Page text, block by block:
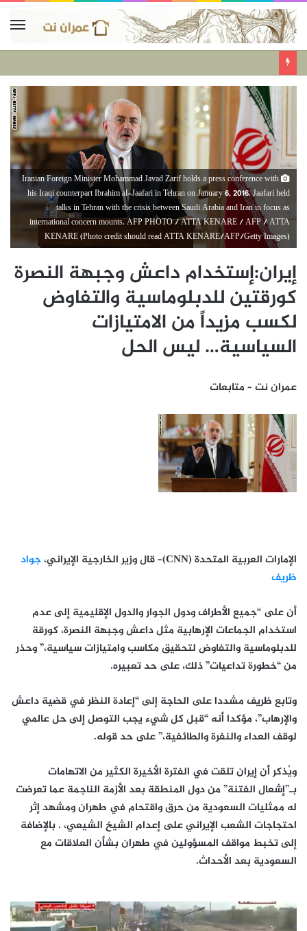
Iranian Foreign Minister Mohammad Javad Zarif holds a press conference with
his Iraqi counterpart Ibrahim al-Jaafari in Tehran on January 6, 2016. Jaafari held
talks in Tehran with the crisis between Saudi Arabia and Iran in focus as
international concern mounts. AFP PHOTO / ATTA KENARE / AFP / ATTA
KENARE (Photo credit should read ATTA KENARE/AFP/Getty Images)
إيران:إستخدام داعش وجبهة النصرة
كورقتين للدبلوماسية والتفاوض
لكسب مزيداً من الامتيازات
السياسية… ليس الحل
عمران نت – متابعات
الإمارات العربية المتحدة (CNN)– قال وزير الخارجية الإيراني، جواد
ظريف
أن على “جميع الأطراف ودول الجوار والدول الإقليمية إلى عدم
استخدام الجماعات الإرهابية مثل داعش وجبهة النصرة، كورقة
للدبلوماسية والتفاوض لتحقيق مكاسب وامتيازات سياسية،” وحذر
من “خطورة تداعيات” ذلك، على حد تعبيره.
وتابع ظريف مشددا على الحاجة إلى “إعادة النظر في قضية داعش
والإرهاب”، مؤكدا أنه “قبل كل شيء يجب التوصل إلى حل عالمي
لوقف العداء والنفرة والطائفية،” على حد قوله.
ويُذكر أن إيران تلقت في الفترة الأخيرة الكثير من الاتهامات
بـ”إشعال الفتنة” من دول المنطقة بعد الأزمة الناجمة عما تعرضت
له ممثليات السعودية من حرق واقتحام في طهران ومشهد إثر
احتجاجات الشعب الإيراني على إعدام الشيخ الشيعي، . بالإضافة
إلى تخبط مواقف المسؤولين في طهران بشأن العلاقات مع
السعودية بعد الأحداث.